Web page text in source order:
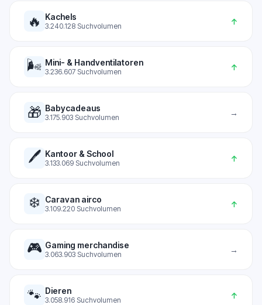
🔥 Kachels
3.240.128 Suchvolumen ↑
🌬️ Mini- & Handventilatoren
3.236.607 Suchvolumen ↑
🎁 Babycadeaus
3.175.903 Suchvolumen →
🖊️ Kantoor & School
3.133.069 Suchvolumen ↑
❄️ Caravan airco
3.109.220 Suchvolumen ↑
🎮 Gaming merchandise
3.063.903 Suchvolumen →
🐾 Dieren
3.058.916 Suchvolumen ↑